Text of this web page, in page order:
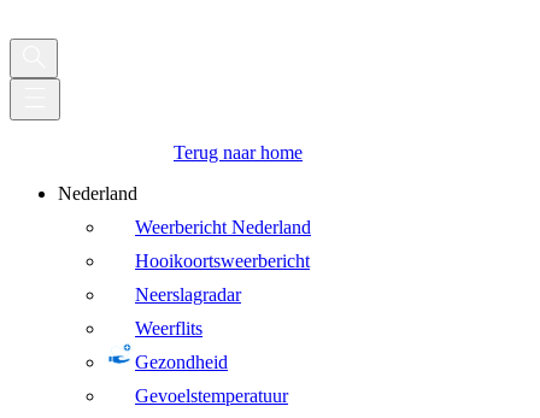
Terug naar home
Nederland
Weerbericht Nederland
Hooikoortsweerbericht
Neerslagradar
Weerflits
Gezondheid
Gevoelstemperatuur